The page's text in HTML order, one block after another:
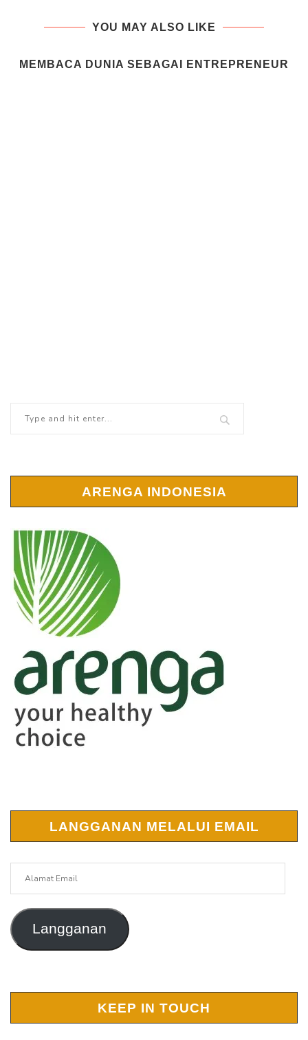
YOU MAY ALSO LIKE
MEMBACA DUNIA SEBAGAI ENTREPRENEUR
ARENGA INDONESIA
LANGGANAN MELALUI EMAIL
Langganan
KEEP IN TOUCH